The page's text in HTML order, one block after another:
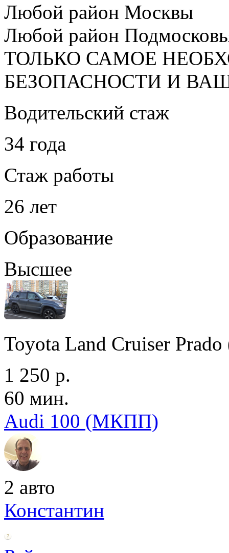
Любой район Москвы
Любой район
ТОЛЬКО САМОЕ
БЕЗОПАСНОСТИ И
Водительский стаж
34 года
Стаж работы
26 лет
Образование
Высшее
Toyota Land Cruiser
1 250 р.
60 мин.
Audi 100 (МКПП)
2 авто
Константин